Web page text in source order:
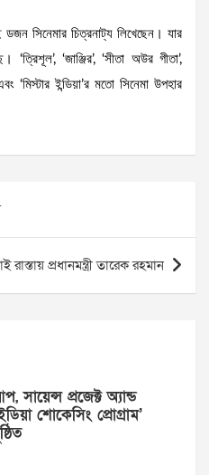
সিনেমার চিত্রনাট্য লিখেছেন। যার
‘ত্রিশূল’, ‘জাঞ্জির’, ‘সীতা অউর গীতা’,
‘মিস্টার ইন্ডিয়া’র মতো সিনেমা উপহার
রাস্তায় প্রধানমন্ত্রী তারেক রহমান
সায়েন্স প্রজেক্ট অ্যান্ড
শোকেসিং প্রোগ্রাম’